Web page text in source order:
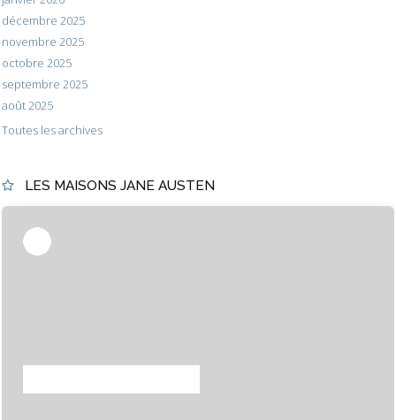
décembre 2025
novembre 2025
octobre 2025
septembre 2025
août 2025
Toutes les archives
LES MAISONS JANE AUSTEN